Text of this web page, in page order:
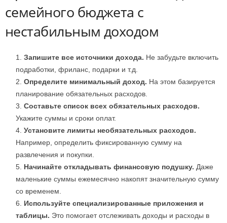
семейного бюджета с
нестабильным доходом
Запишите все источники дохода. Не забудьте включить
подработки, фриланс, подарки и т.д.
Определите минимальный доход. На этом базируется
планирование обязательных расходов.
Составьте список всех обязательных расходов.
Укажите суммы и сроки оплат.
Установите лимиты необязательных расходов.
Например, определить фиксированную сумму на
развлечения и покупки.
Начинайте откладывать финансовую подушку. Даже
маленькие суммы ежемесячно накопят значительную сумму
со временем.
Используйте специализированные приложения и
таблицы. Это помогает отслеживать доходы и расходы в